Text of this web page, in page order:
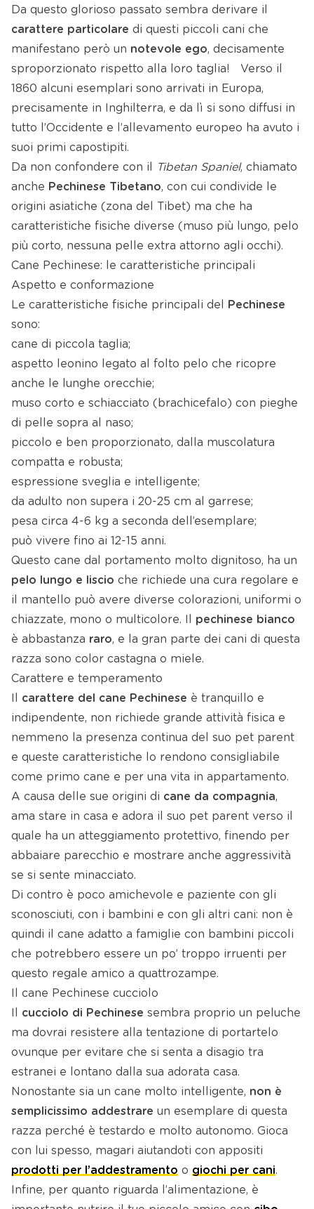
Da questo glorioso passato sembra derivare il
carattere particolare di questi piccoli cani che
manifestano però un notevole ego, decisamente
sproporzionato rispetto alla loro taglia! Verso il
1860 alcuni esemplari sono arrivati in Europa,
precisamente in Inghilterra, e da lì si sono diffusi in
tutto l’Occidente e l’allevamento europeo ha avuto i
suoi primi capostipiti.
Da non confondere con il
Tibetan Spaniel, chiamato
anche Pechinese Tibetano, con cui condivide le
origini asiatiche (zona del Tibet) ma che ha
caratteristiche fisiche diverse (muso più lungo, pelo
più corto, nessuna pelle extra attorno agli occhi).
Cane Pechinese: le caratteristiche principali
Aspetto e conformazione
Le caratteristiche fisiche principali del
Pechinese
sono:
cane di piccola taglia;
aspetto leonino legato al folto pelo che ricopre
anche le lunghe orecchie;
muso corto e schiacciato (brachicefalo) con pieghe
di pelle sopra al naso;
piccolo e ben proporzionato, dalla muscolatura
compatta e robusta;
espressione sveglia e intelligente;
da adulto non supera i 20-25 cm al garrese;
pesa circa 4-6 kg a seconda dell’esemplare;
può vivere fino ai 12-15 anni.
Questo cane dal portamento molto dignitoso, ha un
pelo lungo e liscio che richiede una cura regolare e
il mantello può avere diverse colorazioni, uniformi o
chiazzate, mono o multicolore. Il pechinese bianco
è abbastanza raro, e la gran parte dei cani di questa
razza sono color castagna o miele.
Carattere e temperamento
carattere del cane Pechinese è tranquillo e
indipendente, non richiede grande attività fisica e
nemmeno la presenza continua del suo pet parent
e queste caratteristiche lo rendono consigliabile
come primo cane e per una vita in appartamento.
A causa delle sue origini di cane da compagnia,
ama stare in casa e adora il suo pet parent verso il
quale ha un atteggiamento protettivo, finendo per
abbaiare parecchio e mostrare anche aggressività
se si sente minacciato.
Di contro è poco amichevole e paziente con gli
sconosciuti, con i bambini e con gli altri cani: non è
quindi il cane adatto a famiglie con bambini piccoli
che potrebbero essere un po’ troppo irruenti per
questo regale amico a quattrozampe.
Il cane Pechinese cucciolo
cucciolo di Pechinese sembra proprio un peluche
ma dovrai resistere alla tentazione di portartelo
ovunque per evitare che si senta a disagio tra
estranei e lontano dalla sua adorata casa.
Nonostante sia un cane molto intelligente, non è
semplicissimo addestrare un esemplare di questa
razza perché è testardo e molto autonomo. Gioca
con lui spesso, magari aiutandoti con appositi
prodotti per l’addestramento o giochi per cani.
Infine, per quanto riguarda l’alimentazione, è